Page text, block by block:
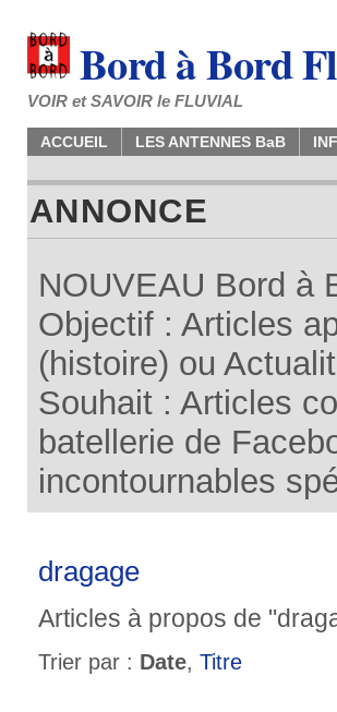
Bord à Bord
VOIR et SAVOIR le FLUVIAL
ACCUEIL LES ANTENNES BaB
ANNONCE
NOUVEAU Bord à
Objectif : Articles
(histoire) ou
Souhait : Articles
batellerie de
incontournables
dragage
Articles à propos de
Trier par : Date, Titre